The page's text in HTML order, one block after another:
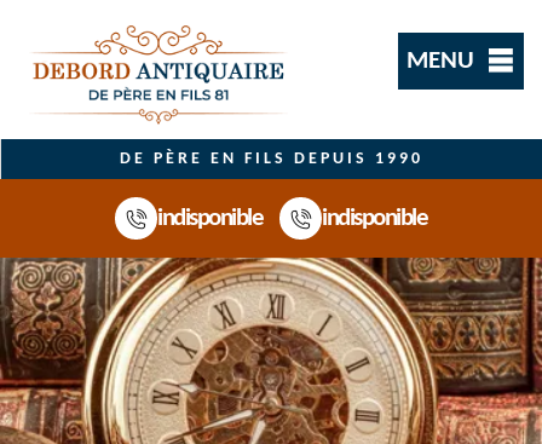
MENU
DE PÈRE EN FILS DEPUIS 1990
indisponible indisponible